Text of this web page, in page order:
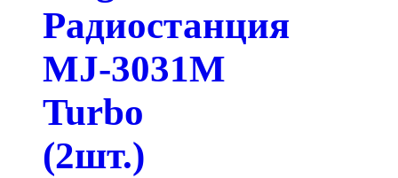
Радиостанция
MJ-3031M
Turbo
(2шт.)